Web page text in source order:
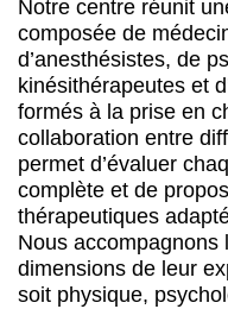
Notre centre réunit
composée de
d’anesthésistes, de
kinésithérapeutes et
formés à la prise en
collaboration entre
permet d’évaluer
complète et de
thérapeutiques
Nous accompagnons
dimensions de leur
soit physique,